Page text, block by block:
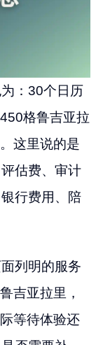
：30个日历
格鲁吉亚拉
这里说的是
估费、审计
行费用、陪
列明的服务
吉亚拉里，
等待体验还